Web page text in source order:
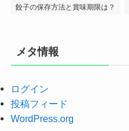
餃子の保存方法と賞味期限は？
メタ情報
ログイン
投稿フィード
WordPress.org